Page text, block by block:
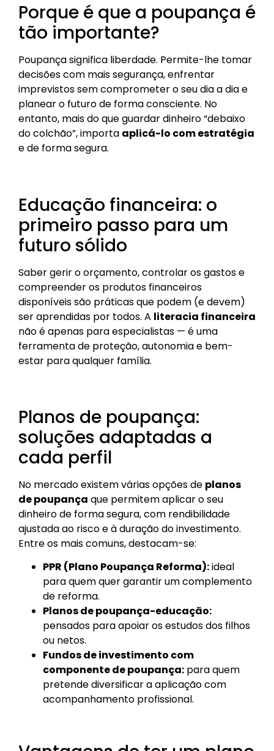
Porque é que a poupança é
tão importante?
Poupança significa liberdade. Permite-lhe tomar
decisões com mais segurança, enfrentar
imprevistos sem comprometer o seu dia a dia e
planear o futuro de forma consciente. No
entanto, mais do que guardar dinheiro “debaixo
do colchão”, importa aplicá-lo com estratégia
e de forma segura.
Educação financeira: o
primeiro passo para um
futuro sólido
Saber gerir o orçamento, controlar os gastos e
compreender os produtos financeiros
disponíveis são práticas que podem (e devem)
ser aprendidas por todos. A literacia financeira
não é apenas para especialistas — é uma
ferramenta de proteção, autonomia e bem-
estar para qualquer família.
Planos de poupança:
soluções adaptadas a
cada perfil
No mercado existem várias opções de planos
de poupança que permitem aplicar o seu
dinheiro de forma segura, com rendibilidade
ajustada ao risco e à duração do investimento.
Entre os mais comuns, destacam-se:
PPR (Plano Poupança Reforma):ideal
para quem quer garantir um complemento
de reforma.
Planos de poupança-educação:
pensados para apoiar os estudos dos filhos
ou netos.
Fundos de investimento com
componente de poupança: para quem
pretende diversificar a aplicação com
acompanhamento profissional.